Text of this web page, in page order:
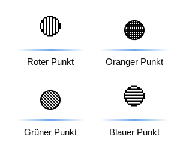
🔴
Roter Punkt
🟠
Oranger Punkt
🟢
Grüner Punkt
🔵
Blauer Punkt